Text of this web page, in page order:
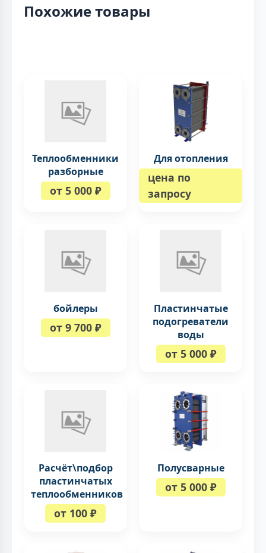
Похожие товары
Теплообменники
разборные
от 5 000 ₽
Для отопления
цена по
запросу
бойлеры
от 9 700 ₽
Пластинчатые
подогреватели
воды
от 5 000 ₽
Расчёт\подбор
пластинчатых
теплообменников
от 100 ₽
Полусварные
от 5 000 ₽